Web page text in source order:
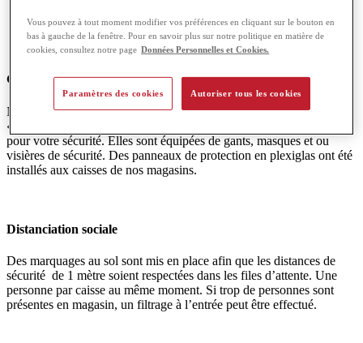
Gestes barrières
Nos équipes sont sensibilisées aux règles d’hygiène en guise de
« gestes barrières » et désinfectent régulièrement les équipements
pour votre sécurité. Elles sont équipées de gants, masques et ou
visières de sécurité. Des panneaux de protection en plexiglas ont été
installés aux caisses de nos magasins.
Distanciation sociale
Des marquages au sol sont mis en place afin que les distances de
sécurité de 1 mètre soient respectées dans les files d’attente. Une
personne par caisse au même moment. Si trop de personnes sont
présentes en magasin, un filtrage à l’entrée peut être effectué.
Vous pouvez à tout moment modifier vos préférences en cliquant sur le bouton en
bas à gauche de la fenêtre. Pour en savoir plus sur notre politique en matière de
cookies, consultez notre page Données Personnelles et Cookies.
Autoriser tous les cookies
Paramètres des cookies